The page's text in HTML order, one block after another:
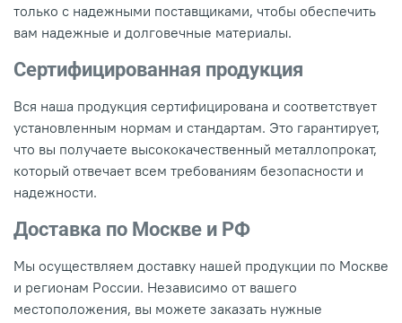
только с надежными поставщиками, чтобы обеспечить
вам надежные и долговечные материалы.
Сертифицированная продукция
Вся наша продукция сертифицирована и соответствует
установленным нормам и стандартам. Это гарантирует,
что вы получаете высококачественный металлопрокат,
который отвечает всем требованиям безопасности и
надежности.
Доставка по Москве и РФ
Мы осуществляем доставку нашей продукции по Москве
и регионам России. Независимо от вашего
местоположения, вы можете заказать нужные